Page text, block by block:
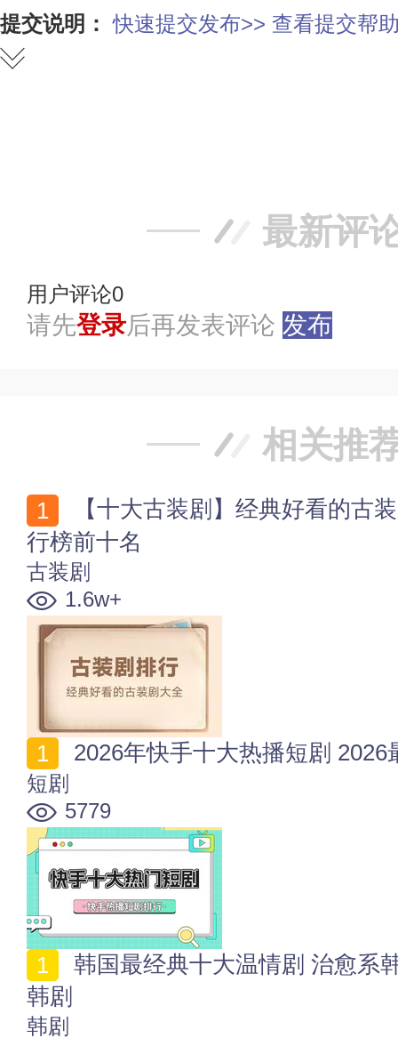
提交说明： 快速提交发布>> 查看提交帮
最新评
用户评论0
请先登录后再发表评论 发布
相关推
行榜前十名
古装剧
1.6w+
2026年快手十大热播短剧 2026
短剧
5779
韩剧
韩剧